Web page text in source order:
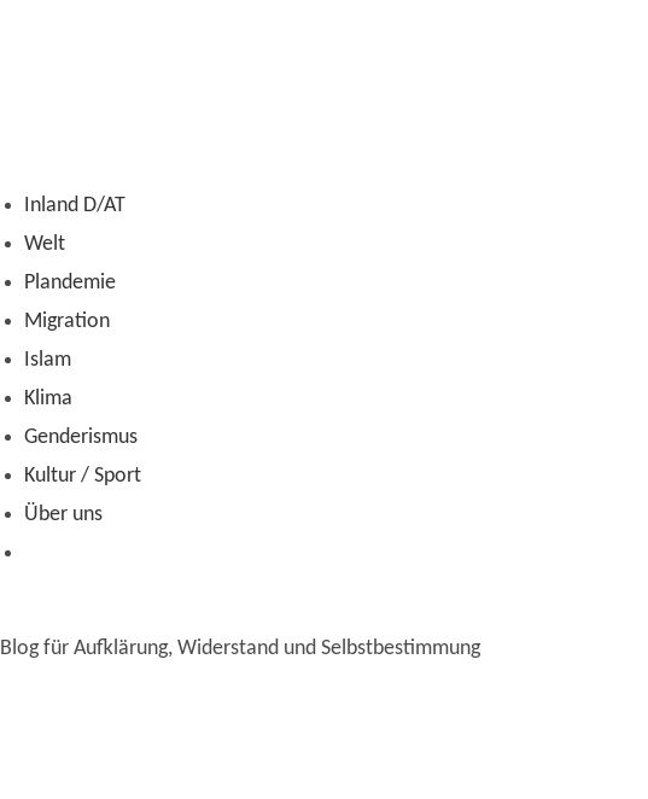
Inland D/AT
Welt
Plandemie
Migration
Islam
Klima
Genderismus
Kultur / Sport
Über uns
Blog für Aufklärung, Widerstand und Selbstbestimmung